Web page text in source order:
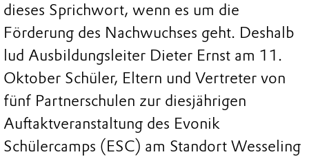
dieses Sprichwort, wenn es um die
Förderung des Nachwuchses geht. Deshalb
lud Ausbildungsleiter Dieter Ernst am 11.
Oktober Schüler, Eltern und Vertreter von
fünf Partnerschulen zur diesjährigen
Auftaktveranstaltung des Evonik
Schülercamps (ESC) am Standort Wesseling